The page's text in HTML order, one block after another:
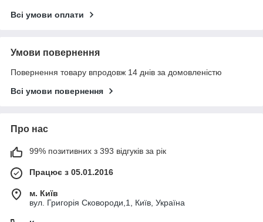
Всі умови оплати
Умови повернення
Повернення товару впродовж 14 днів за домовленістю
Всі умови повернення
Про нас
99% позитивних з 393 відгуків за рік
Працює з 05.01.2016
м. Київ
вул. Григорія Сковороди,1, Київ, Україна